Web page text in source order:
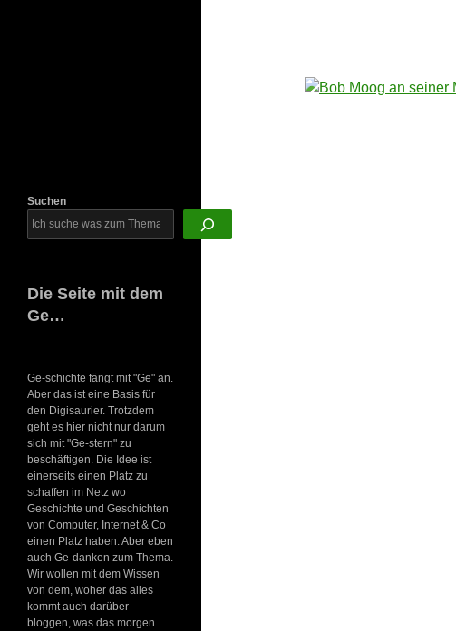
Suchen
Die Seite mit dem
Ge…
Ge-schichte fängt mit "Ge" an.
Aber das ist eine Basis für
den Digisaurier. Trotzdem
geht es hier nicht nur darum
sich mit "Ge-stern" zu
beschäftigen. Die Idee ist
einerseits einen Platz zu
schaffen im Netz wo
Geschichte und Geschichten
von Computer, Internet & Co
einen Platz haben. Aber eben
auch Ge-danken zum Thema.
Wir wollen mit dem Wissen
von dem, woher das alles
kommt auch darüber
bloggen, was das morgen